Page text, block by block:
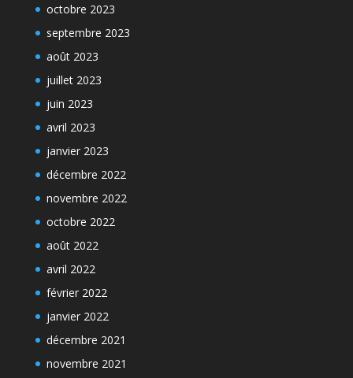
octobre 2023
septembre 2023
août 2023
juillet 2023
juin 2023
avril 2023
janvier 2023
décembre 2022
novembre 2022
octobre 2022
août 2022
avril 2022
février 2022
janvier 2022
décembre 2021
novembre 2021